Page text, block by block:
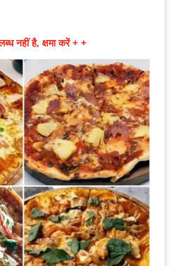
नहीं है, क्षमा करें + +